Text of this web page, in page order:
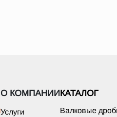
О КОМПАНИИ
Услуги
КАТАЛОГ
Валковые